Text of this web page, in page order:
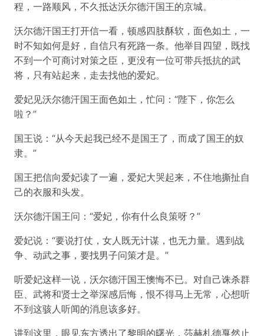
程，一路顺风，不久抵达沃尔德汗国王的京城。
沃尔德汗国王打开信一看，顿感四肢酥软，面色如土，一
时不知如何是好，自信只有死路一条。他举目四望，既找
不到一个可商讨对策之臣，更没有一位可带兵抵抗的武
将，只有站起来，走去找他的爱妃。
爱妃见沃尔德汗国王面色如土，忙问：“陛下，你怎么
啦？”
国王说：“从今天起我已经不是国王了，而成了国王的奴
隶。”
国王把信向爱妃读了一遍，爱妃大哭起来，不住地撕扯自
己的衣服和头发。
沃尔德汗国王问：“爱妃，你有什么良策呀？”
爱妃说：“要说打仗，女人既无计谋，也无力量。遇到战
争、动武之事，要找男子问策才是。”
听爱妃这样一说，沃尔德汗国王懊悔不已。对自己诛杀群
臣、武将和贤士之举深感后悔，恨不得马上无常，心想听
不到这骇人听闻的消息该多好。
讲到这里，眼见东方透出了黎明的曙光，莎赫札德戛然止